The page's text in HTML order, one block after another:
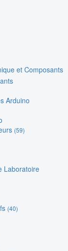
et Composants
Arduino
(59)
Laboratoire
(40)